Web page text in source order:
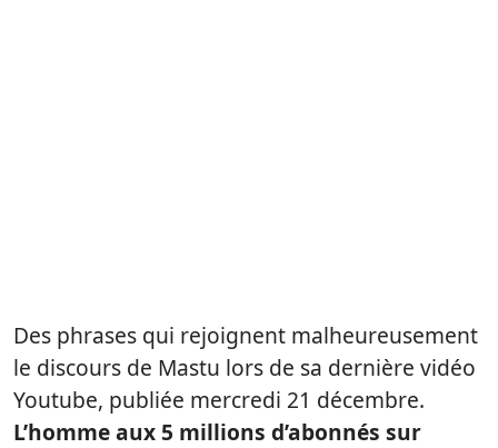
Des phrases qui rejoignent malheureusement
le discours de Mastu lors de sa dernière vidéo
Youtube, publiée mercredi 21 décembre.
L’homme aux 5 millions d’abonnés sur